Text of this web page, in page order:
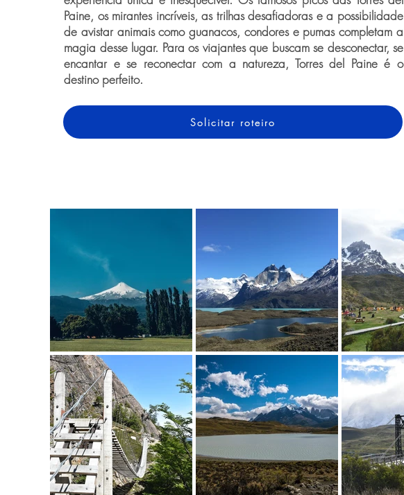
Paine, os mirantes incríveis, as trilhas desafiadoras e a possibilidade
de avistar animais como guanacos, condores e pumas completam a
magia desse lugar. Para os viajantes que buscam se desconectar, se
encantar e se reconectar com a natureza, Torres del Paine é o
destino perfeito.
Solicitar roteiro